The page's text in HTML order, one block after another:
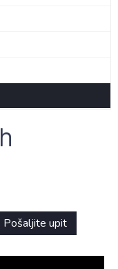
Pošaljite upit